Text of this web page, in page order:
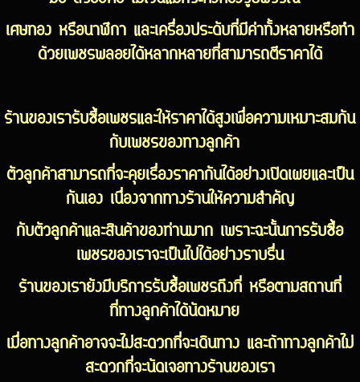
เศษทอง หรือนาฬิกา และเครื่องประดับที่มีค่าทั้งหลายหรือทำ
ด้วยเพชรพลอยได้หลากหลายที่สามารถตีราคาได้
ร้านของเรารับซื้อเพชรและให้ราคาได้สูงเพื่อความเหมาะสมกัน
กับเพชรของทางลูกค้า
ตัวลูกค้าสามารถที่จะคุยเรื่องราคากันได้อย่างเปิดเผยและเป็น
กันเอง เนื่องจากทางร้านให้ความสำคัญ
กับตัวลูกค้าและสินค้าของท่านมาก เพราะฉะนั้นการรับซื้อ
เพชรของเราจะเป็นไปได้อย่างราบรื่น
ร้านของเรายังมีบริการรับซื้อเพชรถึงที่ หรือตามสถานที่
ที่ทางลูกค้าได้นัดหมาย
เมื่อทางลูกค้าอาจจะไม่สะดวกที่จะเดินทาง และถ้าทางลูกค้าไม่
สะดวกที่จะนัดเจอทางร้านของเรา